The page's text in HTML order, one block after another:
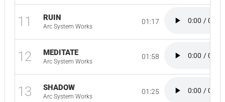
11 RUIN
Arc System Works
01:17
12 MEDITATE
Arc System Works
01:58
13 SHADOW
Arc System Works
01:25